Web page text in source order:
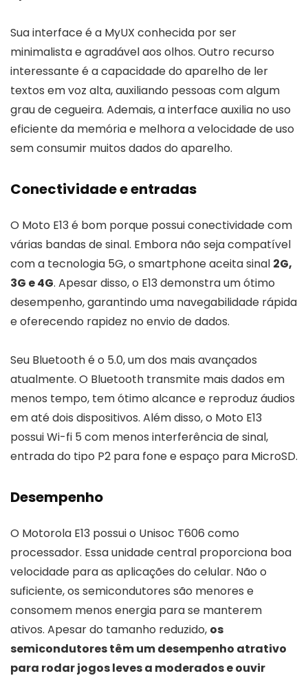
Sua interface é a MyUX conhecida por ser
minimalista e agradável aos olhos. Outro recurso
interessante é a capacidade do aparelho de ler
textos em voz alta, auxiliando pessoas com algum
grau de cegueira. Ademais, a interface auxilia no uso
eficiente da memória e melhora a velocidade de uso
sem consumir muitos dados do aparelho.
Conectividade e entradas
O Moto E13 é bom porque possui conectividade com
várias bandas de sinal. Embora não seja compatível
com a tecnologia 5G, o smartphone aceita sinal 2G,
3G e 4G. Apesar disso, o E13 demonstra um ótimo
desempenho, garantindo uma navegabilidade rápida
e oferecendo rapidez no envio de dados.
Seu Bluetooth é o 5.0, um dos mais avançados
atualmente. O Bluetooth transmite mais dados em
menos tempo, tem ótimo alcance e reproduz áudios
em até dois dispositivos. Além disso, o Moto E13
possui Wi-fi 5 com menos interferência de sinal,
entrada do tipo P2 para fone e espaço para MicroSD.
Desempenho
O Motorola E13 possui o Unisoc T606 como
processador. Essa unidade central proporciona boa
velocidade para as aplicações do celular. Não o
suficiente, os semicondutores são menores e
consomem menos energia para se manterem
ativos. Apesar do tamanho reduzido, os
semicondutores têm um desempenho atrativo
para rodar jogos leves a moderados e ouvir